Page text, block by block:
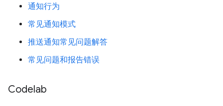
通知行为
常见通知模式
推送通知常见问题解答
常见问题和报告错误
Codelab